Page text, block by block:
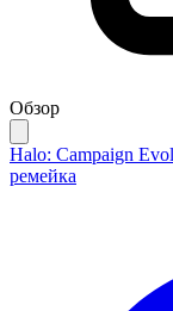
Обзор
Halo: Campaign
ремейка